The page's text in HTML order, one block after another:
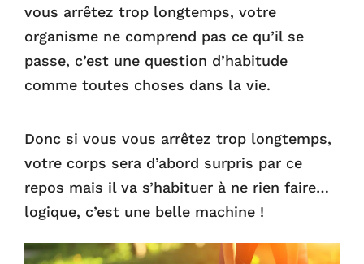
vous arrêtez trop longtemps, votre
organisme ne comprend pas ce qu’il se
passe, c’est une question d’habitude
comme toutes choses dans la vie.
Donc si vous vous arrêtez trop longtemps,
votre corps sera d’abord surpris par ce
repos mais il va s’habituer à ne rien faire…
logique, c’est une belle machine !